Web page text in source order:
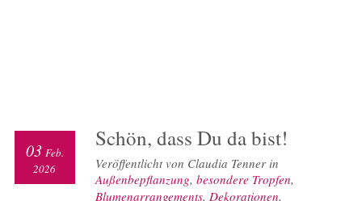
Schön, dass Du da bist!
03 Feb.
2026
Veröffentlicht von Claudia Tenner in
Außenbepflanzung, besondere Tropfen,
Blumenarrangements, Dekorationen,